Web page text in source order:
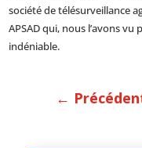
société de télésurveillance
APSAD qui, nous l’avons
indéniable.
←